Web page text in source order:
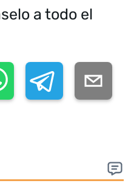
a todo el